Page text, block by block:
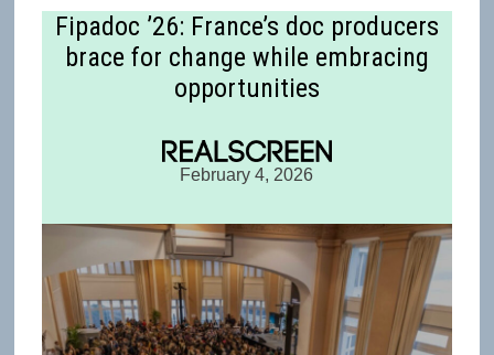
Fipadoc ’26: France’s doc producers
brace for change while embracing
opportunities
February 4, 2026